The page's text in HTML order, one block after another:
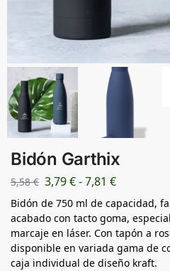
Bidón Garthix
5,58€ 3,79€-7,81 €
Bidón de 750 ml de capacidad,
acabado con tacto goma,
marcaje en láser. Con tapón a
disponible en variada gama de
caja individual de diseño kraft.